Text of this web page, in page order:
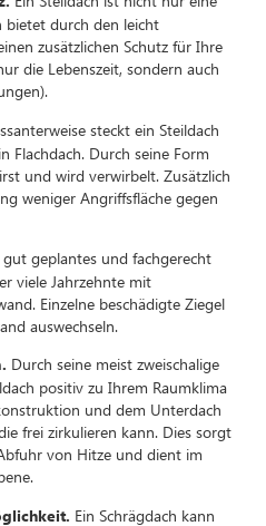
bietet durch den leicht
zusätzlichen Schutz für Ihre
die Lebenszeit, sondern auch
steckt ein Steildach
Flachdach. Durch seine Form
und wird verwirbelt. Zusätzlich
weniger Angriffsfläche gegen
gut geplantes und fachgerecht
viele Jahrzehnte mit
Einzelne beschädigte Ziegel
auswechseln.
Durch seine meist zweischalige
positiv zu Ihrem Raumklima
und dem Unterdach
frei zirkulieren kann. Dies sorgt
von Hitze und dient im
Ein Schrägdach kann